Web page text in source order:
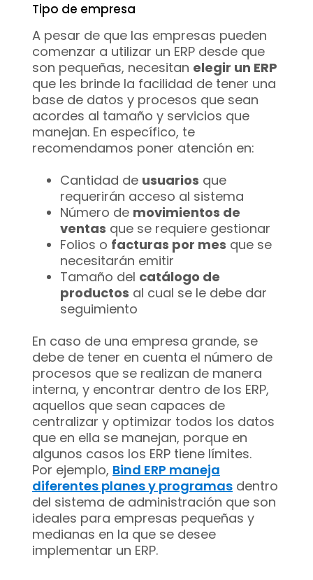
Tipo de empresa
A pesar de que las empresas pueden
comenzar a utilizar un ERP desde que
son pequeñas, necesitan elegir un ERP
que les brinde la facilidad de tener una
base de datos y procesos que sean
acordes al tamaño y servicios que
manejan. En específico, te
recomendamos poner atención en:
Cantidad de usuarios que
requerirán acceso al sistema
Número de movimientos de
ventas que se requiere gestionar
Folios o facturas por mes que se
necesitarán emitir
Tamaño del catálogo de
productos al cual se le debe dar
seguimiento
En caso de una empresa grande, se
debe de tener en cuenta el número de
procesos que se realizan de manera
interna, y encontrar dentro de los ERP,
aquellos que sean capaces de
centralizar y optimizar todos los datos
que en ella se manejan, porque en
algunos casos los ERP tiene límites.
Por ejemplo, Bind ERP maneja
diferentes planes y programas dentro
del sistema de administración que son
ideales para empresas pequeñas y
medianas en la que se desee
implementar un ERP.